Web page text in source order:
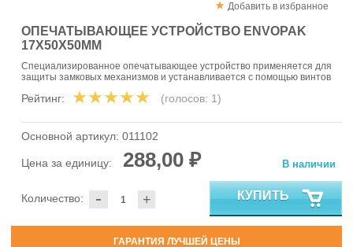
Добавить в избранное
ОПЕЧАТЫВАЮЩЕЕ УСТРОЙСТВО ENVOPAK
17Х50Х50ММ
Специализированное опечатывающее устройство применяется для
защиты замковых механизмов и устанавливается с помощью винтов
Рейтинг: (голосов: 1)
Основной артикул: 011102
Цена за единицу: 288,00 ₽
- +
Количество:
В наличии
КУПИТЬ
ГАРАНТИЯ ЛУЧШЕЙ ЦЕНЫ